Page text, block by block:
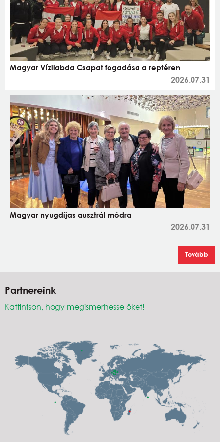
Magyar Vízilabda Csapat fogadása a reptéren
2026.07.31
Magyar nyugdíjas ausztrál módra
2026.07.31
Tovább
Partnereink
Kattintson, hogy megismerhesse őket!